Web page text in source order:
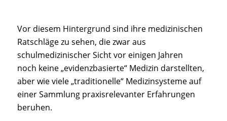
Vor diesem Hintergrund sind ihre medizinischen
Ratschläge zu sehen, die zwar aus
schulmedizinischer Sicht vor einigen Jahren
noch keine „evidenzbasierte“ Medizin darstellten,
aber wie viele „traditionelle“ Medizinsysteme auf
einer Sammlung praxisrelevanter Erfahrungen
beruhen.